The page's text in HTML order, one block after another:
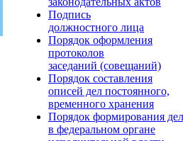
Подпись
должностного лица
Порядок оформления
протоколов
заседаний (совещаний)
Порядок составления
описей дел постоянного,
временного хранения
Порядок формирования дел
в федеральном органе